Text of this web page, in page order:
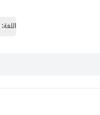
اللغة: